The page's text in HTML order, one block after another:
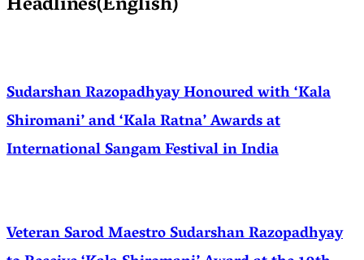
Sudarshan Razopadhyay Honoured with ‘Kala
Shiromani’ and ‘Kala Ratna’ Awards at
International Sangam Festival in India
Veteran Sarod Maestro Sudarshan Razopadhyay